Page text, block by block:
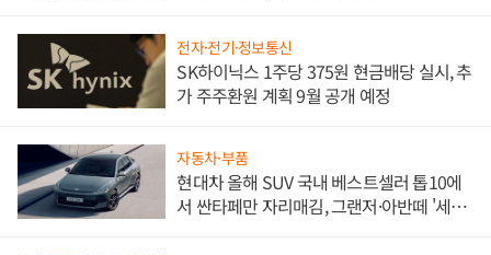
전자·전기·정보통신
SK하이닉스 1주당 375원 현금배당 실시, 추
가 주주환원 계획 9월 공개 예정
자동차·부품
현대차 올해 SUV 국내 베스트셀러 톱10에
서 싼타페만 자리매김, 그랜저·아반떼 '세단